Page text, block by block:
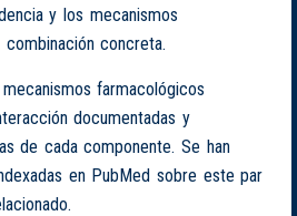
y los mecanismos
concreta.
farmacológicos
documentadas y
de cada componente. Se han
en PubMed sobre este par